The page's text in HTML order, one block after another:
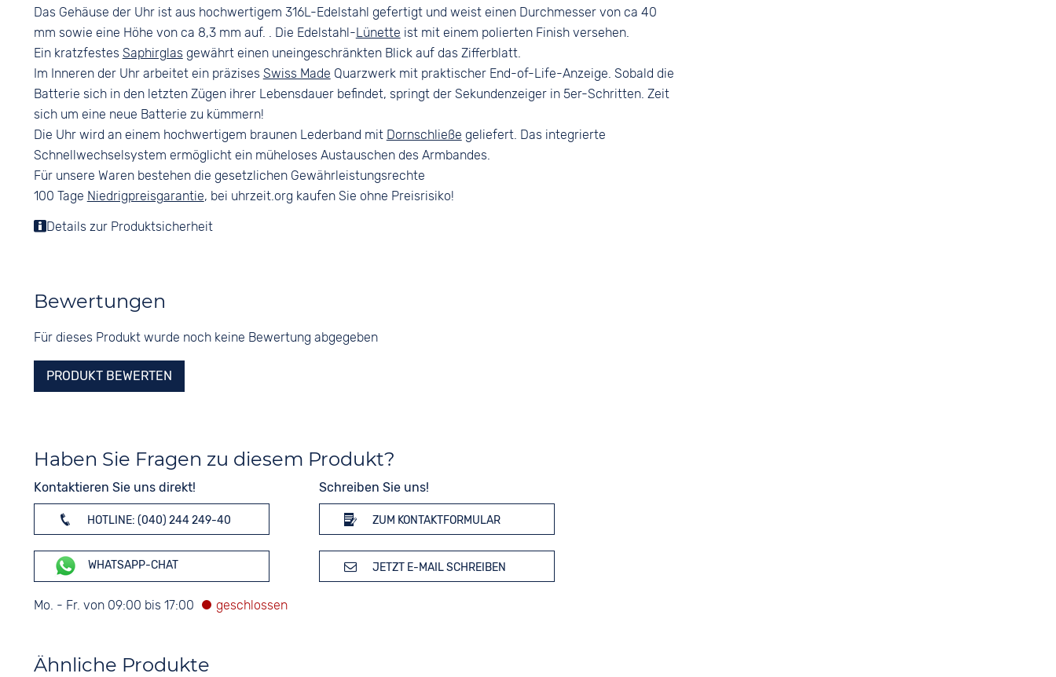
Das Gehäuse der Uhr ist aus hochwertigem 316L-Edelstahl gefertigt und weist einen Durchmesser von ca 40
mm sowie eine Höhe von ca 8,3 mm auf. . Die Edelstahl-Lünette ist mit einem polierten Finish versehen.
Ein kratzfestes Saphirglas gewährt einen uneingeschränkten Blick auf das Zifferblatt.
Im Inneren der Uhr arbeitet ein präzises Swiss Made Quarzwerk mit praktischer End-of-Life-Anzeige. Sobald die
Batterie sich in den letzten Zügen ihrer Lebensdauer befindet, springt der Sekundenzeiger in 5er-Schritten. Zeit
sich um eine neue Batterie zu kümmern!
Die Uhr wird an einem hochwertigem braunen Lederband mit Dornschließe geliefert. Das integrierte
Schnellwechselsystem ermöglicht ein müheloses Austauschen des Armbandes.
Für unsere Waren bestehen die gesetzlichen Gewährleistungsrechte
100 Tage Niedrigpreisgarantie, bei uhrzeit.org kaufen Sie ohne Preisrisiko!
Details zur Produktsicherheit
Bewertungen
Für dieses Produkt wurde noch keine Bewertung abgegeben
PRODUKT BEWERTEN
Haben Sie Fragen zu diesem Produkt?
Kontaktieren Sie uns direkt!
HOTLINE: (040) 244 249-40
WHATSAPP-CHAT
Mo. - Fr. von 09:00 bis 17:00
Schreiben Sie uns!
ZUM KONTAKTFORMULAR
JETZT E-MAIL SCHREIBEN
Ähnliche Produkte